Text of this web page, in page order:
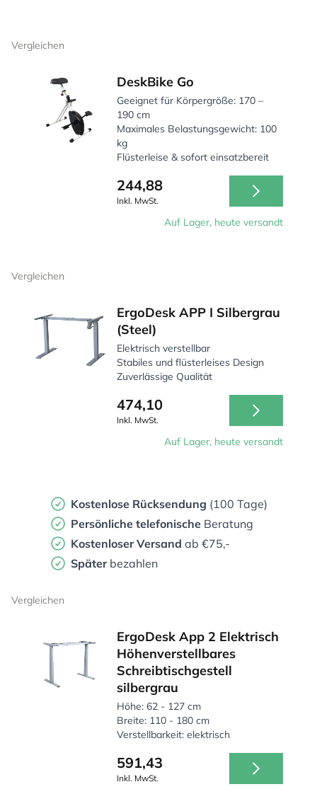
Vergleichen
DeskBike Go
Geeignet für Körpergröße: 170 –
190 cm
Maximales Belastungsgewicht: 100
kg
Flüsterleise & sofort einsatzbereit
244,88
Inkl. MwSt.
Auf Lager, heute versandt
Vergleichen
ErgoDesk APP I Silbergrau
(Steel)
Elektrisch verstellbar
Stabiles und flüsterleises Design
Zuverlässige Qualität
474,10
Inkl. MwSt.
Auf Lager, heute versandt
Kostenlose Rücksendung (100 Tage)
Persönliche telefonische Beratung
Kostenloser Versand ab €75,-
Später bezahlen
Vergleichen
ErgoDesk App 2 Elektrisch
Höhenverstellbares
Schreibtischgestell
silbergrau
Höhe: 62 - 127 cm
Breite: 110 - 180 cm
Verstellbarkeit: elektrisch
591,43
Inkl. MwSt.